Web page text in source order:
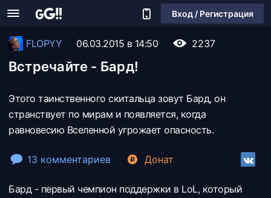
Вход / Регистрация
FLOPYY 06.03.2015 в 14:50 2237
Встречайте - Бард!
Этого таинственного скитальца зовут Бард, он
странствует по мирам и появляется, когда
равновесию Вселенной угрожает опасность.
13 комментариев Донат
Бард - первый чемпион поддержки в LoL, который